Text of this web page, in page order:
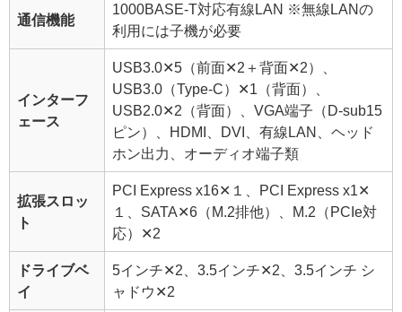
通信機能
1000BASE-T対応有線LAN ※無線LANの
利用には子機が必要
インターフ
ェース
USB3.0✕5（前面✕2＋背面✕2）、
USB3.0（Type-C）✕1（背面）、
USB2.0✕2（背面）、VGA端子（D-sub15
ピン）、HDMI、DVI、有線LAN、ヘッド
ホン出力、オーディオ端子類
拡張スロッ
ト
PCI Express x16✕１、PCI Express x1✕
１、SATA✕6（M.2排他）、M.2（PCIe対
応）✕2
ドライブベ
イ
5インチ✕2、3.5インチ✕2、3.5インチ シ
ャドウ✕2